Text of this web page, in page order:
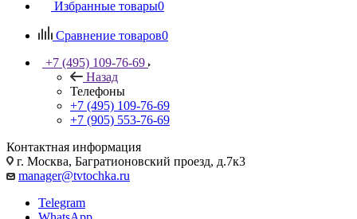
Избранные товары0
Сравнение товаров0
+7 (495) 109-76-69
Назад
Телефоны
+7 (495) 109-76-69
+7 (905) 553-76-69
Контактная информация
г. Москва, Багратионовский проезд, д.7к3
manager@tvtochka.ru
Telegram